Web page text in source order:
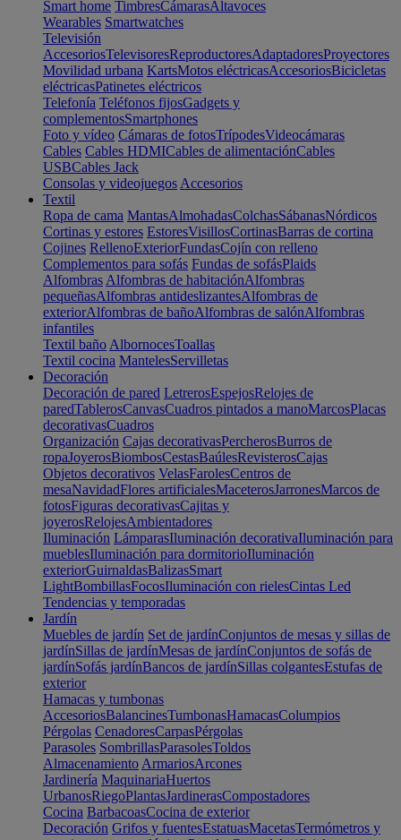
Smart home TimbresCámarasAltavoces
Wearables Smartwatches
Televisión
AccesoriosTelevisoresReproductoresAdaptadoresProyectores
Movilidad urbana KartsMotos eléctricasAccesoriosBicicletas
eléctricasPatinetes eléctricos
Telefonía Teléfonos fijosGadgets y
complementosSmartphones
Foto y vídeo Cámaras de fotosTrípodesVideocámaras
Cables Cables HDMICables de alimentaciónCables
USBCables Jack
Consolas y videojuegos Accesorios
Textil
Ropa de cama MantasAlmohadasColchasSábanasNórdicos
Cortinas y estores EstoresVisillosCortinasBarras de cortina
Cojines RellenoExteriorFundasCojín con relleno
Complementos para sofás Fundas de sofásPlaids
Alfombras Alfombras de habitaciónAlfombras
pequeñasAlfombras antideslizantesAlfombras de
exteriorAlfombras de bañoAlfombras de salónAlfombras
infantiles
Textil baño AlbornocesToallas
Textil cocina MantelesServilletas
Decoración
Decoración de pared LetrerosEspejosRelojes de
paredTablerosCanvasCuadros pintados a manoMarcosPlacas
decorativasCuadros
Organización Cajas decorativasPercherosBurros de
ropaJoyerosBiombosCestasBaúlesRevisterosCajas
Objetos decorativos VelasFarolesCentros de
mesaNavidadFlores artificialesMaceterosJarronesMarcos de
fotosFiguras decorativasCajitas y
joyerosRelojesAmbientadores
Iluminación LámparasIluminación decorativaIluminación para
mueblesIluminación para dormitorioIluminación
exteriorGuirnaldasBalizasSmart
LightBombillasFocosIluminación con rielesCintas Led
Tendencias y temporadas
Jardín
Muebles de jardín Set de jardínConjuntos de mesas y sillas de
jardínSillas de jardínMesas de jardínConjuntos de sofás de
jardínSofás jardínBancos de jardínSillas colgantesEstufas de
exterior
Hamacas y tumbonas
AccesoriosBalancinesTumbonasHamacasColumpios
Pérgolas CenadoresCarpasPérgolas
Parasoles SombrillasParasolesToldos
Almacenamiento ArmariosArcones
Jardinería MaquinariaHuertos
UrbanosRiegoPlantasJardinerasCompostadores
Cocina BarbacoasCocina de exterior
Decoración Grifos y fuentesEstatuasMacetasTermómetros y